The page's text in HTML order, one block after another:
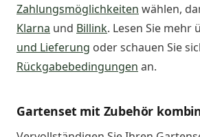
Zahlungsmöglichkeiten wählen,
Klarna und Billink. Lesen Sie mehr
und Lieferung oder schauen Sie
Rückgabebedingungen an.
Gartenset mit Zubehör